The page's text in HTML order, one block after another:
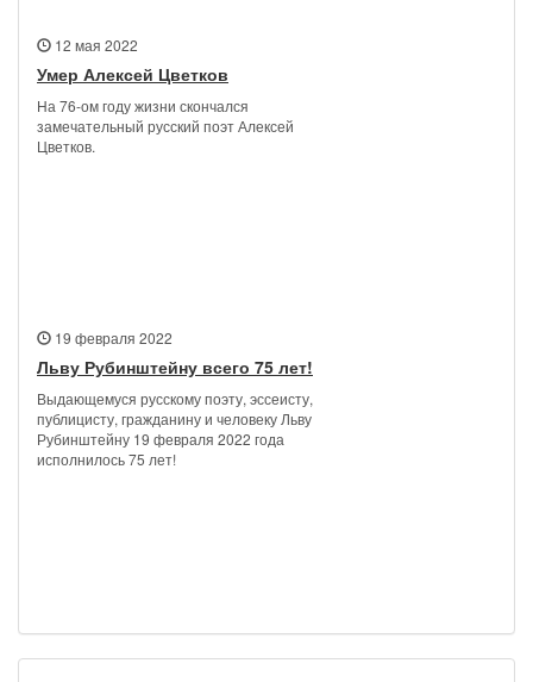
12 мая 2022
Умер Алексей Цветков
На 76-ом году жизни скончался
замечательный русский поэт Алексей
Цветков.
19 февраля 2022
Льву Рубинштейну всего 75 лет!
Выдающемуся русскому поэту, эссеисту,
публицисту, гражданину и человеку Льву
Рубинштейну 19 февраля 2022 года
исполнилось 75 лет!